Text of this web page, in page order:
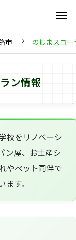
市 のじまスコー
ン情報
校をリノベーシ
ン屋、お土産シ
やペット同伴で
す。